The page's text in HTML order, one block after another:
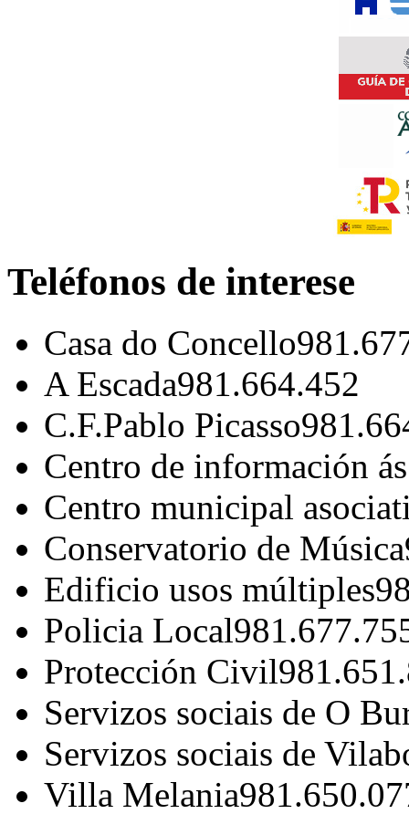
Teléfonos de interese
Casa do Concello
A Escada981.664.452
C.F.Pablo Picasso
Centro de información
Centro municipal
Conservatorio de Música
Edificio usos múltiples
Policia Local
Protección Civil
Servizos sociais de O
Servizos sociais de
Villa Melania